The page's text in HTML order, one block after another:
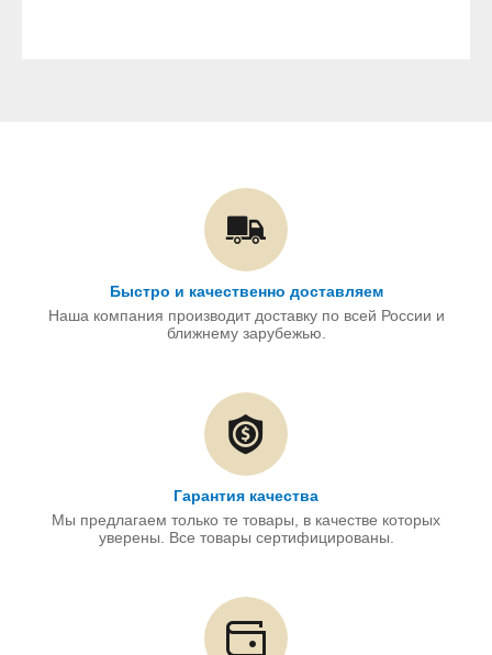
Быстро и качественно доставляем
Наша компания производит доставку по всей России и
ближнему зарубежью.
Гарантия качества
Мы предлагаем только те товары, в качестве которых
уверены. Все товары сертифицированы.